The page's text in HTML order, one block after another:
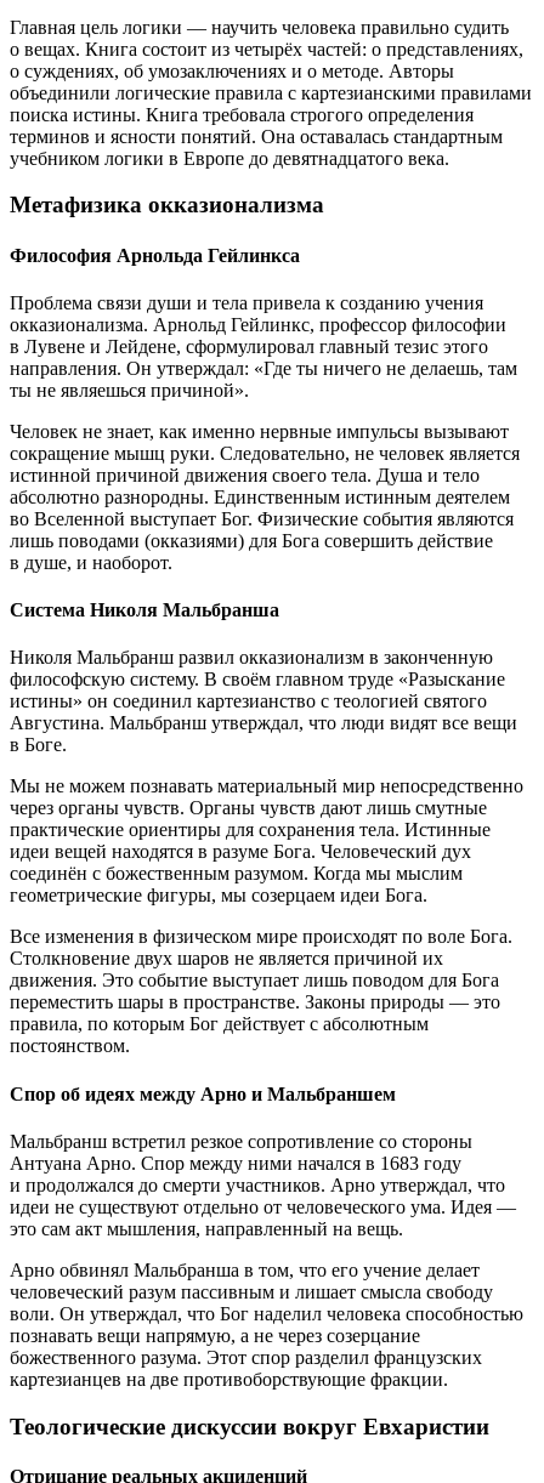
Главная цель логики — научить человека правильно судить
о вещах. Книга состоит из четырёх частей: о представлениях,
о суждениях, об умозаключениях и о методе. Авторы
объединили логические правила с картезианскими правилами
поиска истины. Книга требовала строгого определения
терминов и ясности понятий. Она оставалась стандартным
учебником логики в Европе до девятнадцатого века.
Метафизика окказионализма
Философия Арнольда Гейлинкса
Проблема связи души и тела привела к созданию учения
окказионализма. Арнольд Гейлинкс, профессор философии
в Лувене и Лейдене, сформулировал главный тезис этого
направления. Он утверждал: «Где ты ничего не делаешь, там
ты не являешься причиной».
Человек не знает, как именно нервные импульсы вызывают
сокращение мышц руки. Следовательно, не человек является
истинной причиной движения своего тела. Душа и тело
абсолютно разнородны. Единственным истинным деятелем
во Вселенной выступает Бог. Физические события являются
лишь поводами (окказиями) для Бога совершить действие
в душе, и наоборот.
Система Николя Мальбранша
Николя Мальбранш развил окказионализм в законченную
философскую систему. В своём главном труде «Разыскание
истины» он соединил картезианство с теологией святого
Августина. Мальбранш утверждал, что люди видят все вещи
в Боге.
Мы не можем познавать материальный мир непосредственно
через органы чувств. Органы чувств дают лишь смутные
практические ориентиры для сохранения тела. Истинные
идеи вещей находятся в разуме Бога. Человеческий дух
соединён с божественным разумом. Когда мы мыслим
геометрические фигуры, мы созерцаем идеи Бога.
Все изменения в физическом мире происходят по воле Бога.
Столкновение двух шаров не является причиной их
движения. Это событие выступает лишь поводом для Бога
переместить шары в пространстве. Законы природы — это
правила, по которым Бог действует с абсолютным
постоянством.
Спор об идеях между Арно и Мальбраншем
Мальбранш встретил резкое сопротивление со стороны
Антуана Арно. Спор между ними начался в 1683 году
и продолжался до смерти участников. Арно утверждал, что
идеи не существуют отдельно от человеческого ума. Идея —
это сам акт мышления, направленный на вещь.
Арно обвинял Мальбранша в том, что его учение делает
человеческий разум пассивным и лишает смысла свободу
воли. Он утверждал, что Бог наделил человека способностью
познавать вещи напрямую, а не через созерцание
божественного разума. Этот спор разделил французских
картезианцев на две противоборствующие фракции.
Теологические дискуссии вокруг Евхаристии
Отрицание реальных акциденций